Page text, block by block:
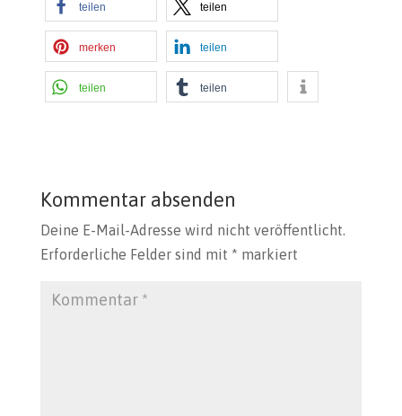
teilen teilen
merken teilen
teilen teilen
Kommentar absenden
Deine E-Mail-Adresse wird nicht veröffentlicht.
Erforderliche Felder sind mit * markiert